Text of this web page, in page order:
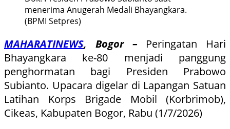
menerima Anugerah Medali Bhayangkara.
(BPMI Setpres)
MAHARATINEWS, Bogor –
Peringatan Hari
Bhayangkara ke-80 menjadi panggung
penghormatan bagi Presiden Prabowo
Subianto. Upacara digelar di Lapangan Satuan
Latihan Korps Brigade Mobil (Korbrimob),
Cikeas, Kabupaten Bogor, Rabu (1/7/2026)